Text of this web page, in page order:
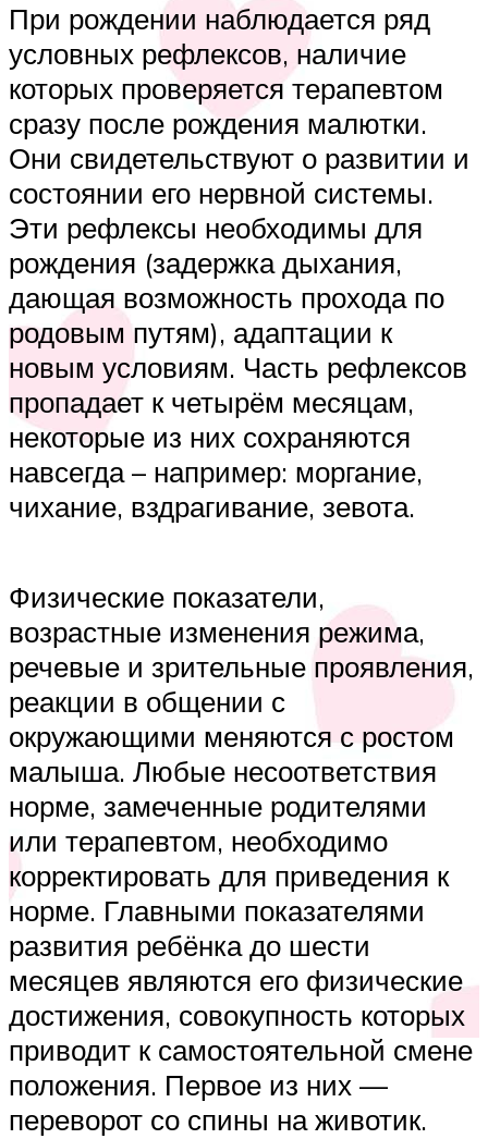
При рождении наблюдается ряд
условных рефлексов, наличие
которых проверяется терапевтом
сразу после рождения малютки.
Они свидетельствуют о развитии и
состоянии его нервной системы.
Эти рефлексы необходимы для
рождения (задержка дыхания,
дающая возможность прохода по
родовым путям), адаптации к
новым условиям. Часть рефлексов
пропадает к четырём месяцам,
некоторые из них сохраняются
навсегда – например: моргание,
чихание, вздрагивание, зевота.
Физические показатели,
возрастные изменения режима,
речевые и зрительные проявления,
реакции в общении с
окружающими меняются с ростом
малыша. Любые несоответствия
норме, замеченные родителями
или терапевтом, необходимо
корректировать для приведения к
норме. Главными показателями
развития ребёнка до шести
месяцев являются его физические
достижения, совокупность которых
приводит к самостоятельной смене
положения. Первое из них —
переворот со спины на животик.